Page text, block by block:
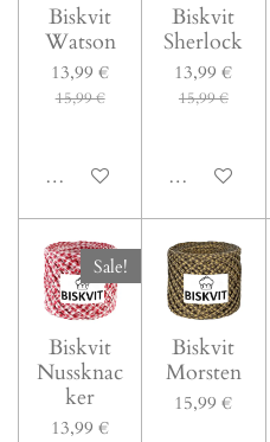
Biskvit
Watson
13,99 €
15,99 €
In den Warenkorb
Biskvit
Sherlock
13,99 €
15,99 €
In den
Sale!
Biskvit
Nussknac
ker
13,99 €
Biskvit
Morsten
15,99 €